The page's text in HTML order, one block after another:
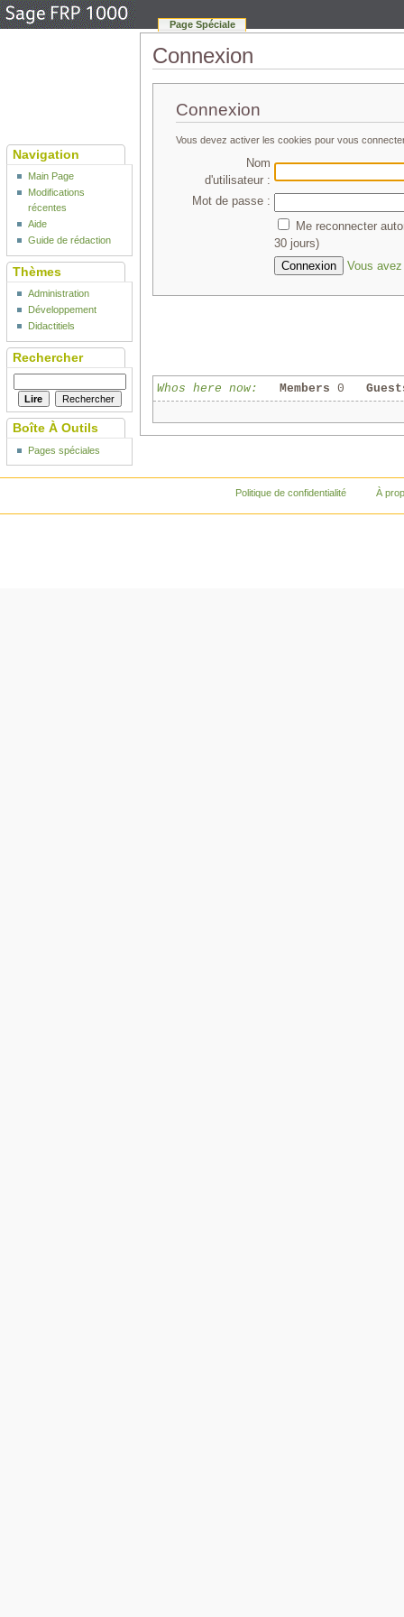
Connexion
Connexion
Vous devez activer les cookies pour vous
Nom
d'utilisateur :
Mot de passe :
Me reconnecter
30 jours)
Vous
Whos here now: Members 0
Page Spéciale
Navigation
Main Page
Modifications
récentes
Aide
Guide de rédaction
Thèmes
Administration
Développement
Didactitiels
Rechercher
Boîte À Outils
Pages spéciales
Politique de confidentialité À